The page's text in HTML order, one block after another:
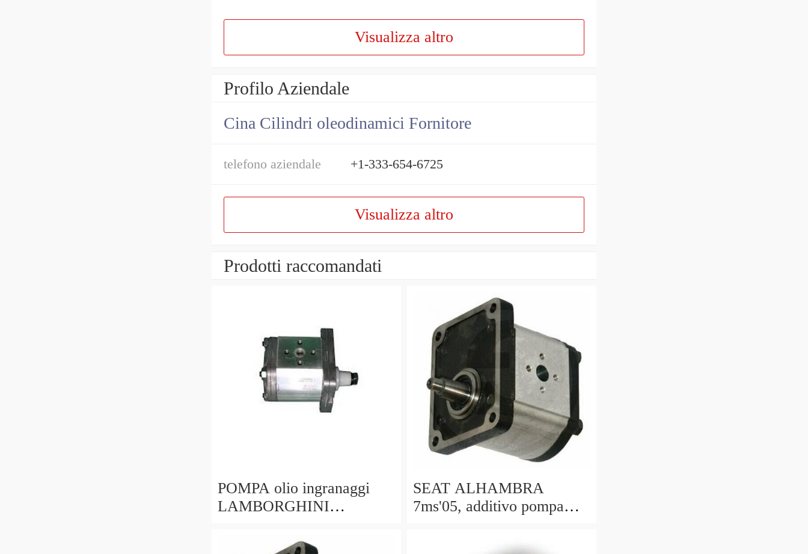
Visualizza altro
Profilo Aziendale
Cina Cilindri oleodinamici Fornitore
telefono aziendale +1-333-654-6725
Visualizza altro
Prodotti raccomandati
POMPA olio ingranaggi
LAMBORGHINI
-) solo 17460 km
SEAT ALHAMBRA
7ms'05, additivo pompa